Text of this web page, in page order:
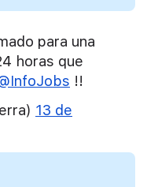
para una
horas que
!!
13 de